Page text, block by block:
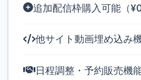
追加配信枠購入可能（
他サイト動画埋め込み
日程調整・予約販売機